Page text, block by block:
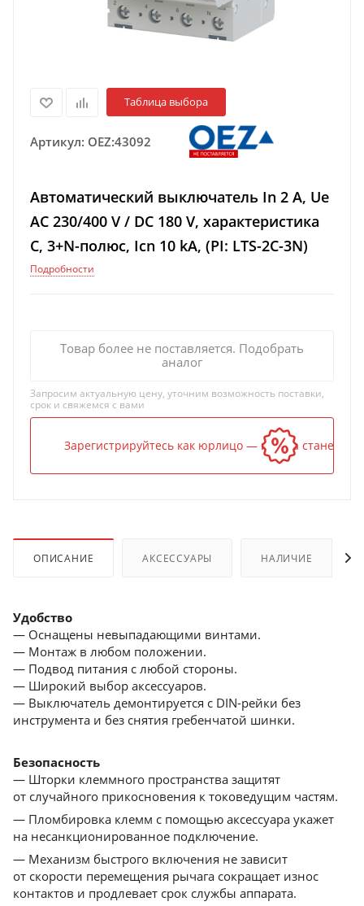
Таблица выбора
Артикул: OEZ:43092
Автоматический выключатель In 2 A, Ue
AC 230/400 V / DC 180 V, характеристика
C, 3+N-полюс, Icn 10 kA, (PI: LTS-2C-3N)
Подробности
Товар более не поставляется. Подобрать
аналог
Запросим актуальную цену, уточним возможность поставки,
срок и свяжемся с вами
Зарегистрируйтесь как юрлицо — и цена станет
ОПИСАНИЕ АКСЕССУАРЫ НАЛИЧИЕ
Удобство
— Оснащены невыпадающими винтами.
— Монтаж в любом положении.
— Подвод питания с любой стороны.
— Широкий выбор аксессуаров.
— Выключатель демонтируется с DIN-рейки без
инструмента и без снятия гребенчатой шинки.
Безопасность
— Шторки клеммного пространства защитят
от cлучайного прикосновения к токоведущим частям.
— Пломбировка клемм с помощью аксессуара укажет
на несанкционированное подключение.
— Механизм быстрого включения не зависит
от скорости перемещения рычага сокращает износ
контактов и продлевает срок службы аппарата.